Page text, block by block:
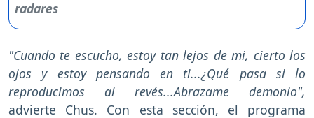
"Cuando te escucho, estoy tan lejos de mi, cierto los
ojos y estoy pensando en ti...¿Qué pasa si lo
reproducimos al revés...Abrazame demonio",
advierte Chus. Con esta sección, el programa